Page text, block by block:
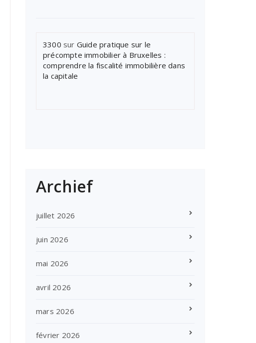
3300 sur Guide pratique sur le
précompte immobilier à Bruxelles :
comprendre la fiscalité immobilière dans
la capitale
Archief
juillet 2026
juin 2026
mai 2026
avril 2026
mars 2026
février 2026